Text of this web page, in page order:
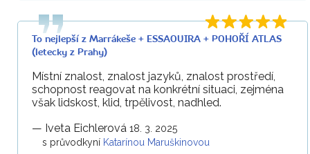
To nejlepší z Marrákeše + ESSAOUIRA + POHOŘÍ ATLAS
(letecky z Prahy)
Místní znalost, znalost jazyků, znalost prostředí,
schopnost reagovat na konkrétní situaci, zejména
však lidskost, klid, trpělivost, nadhled.
— Iveta Eichlerová 18. 3. 2025
s průvodkyní Katarínou Maruškinovou